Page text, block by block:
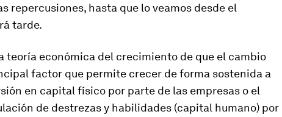
repercusiones, hasta que lo veamos desde el
tarde.
teoría económica del crecimiento de que el cambio
factor que permite crecer de forma sostenida a
en capital físico por parte de las empresas o el
de destrezas y habilidades (capital humano) por